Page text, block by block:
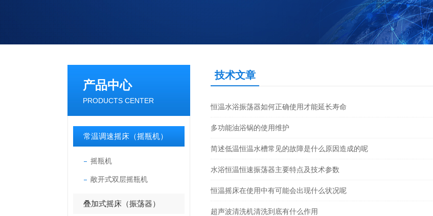
产品中心
PRODUCTS CENTER
常温调速摇床（摇瓶机）
摇瓶机
敞开式双层摇瓶机
叠加式摇床（振荡器）
技术文章
恒温水浴振荡器如何正确使用才能延长寿命
多功能油浴锅的使用维护
简述低温恒温水槽常见的故障是什么原因造成的呢
水浴恒温恒速振荡器主要特点及技术参数
恒温摇床在使用中有可能会出现什么状况呢
超声波清洗机清洗到底有什么作用